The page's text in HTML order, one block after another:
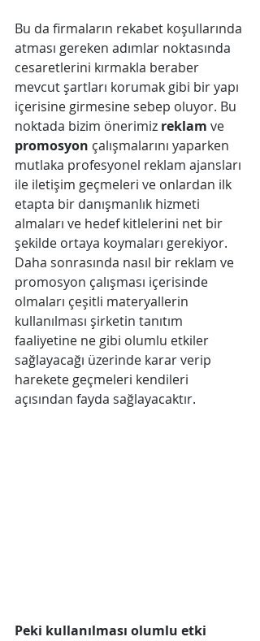
Bu da firmaların rekabet koşullarında
atması gereken adımlar noktasında
cesaretlerini kırmakla beraber
mevcut şartları korumak gibi bir yapı
içerisine girmesine sebep oluyor. Bu
noktada bizim önerimiz reklam ve
promosyon çalışmalarını yaparken
mutlaka profesyonel reklam ajansları
ile iletişim geçmeleri ve onlardan ilk
etapta bir danışmanlık hizmeti
almaları ve hedef kitlelerini net bir
şekilde ortaya koymaları gerekiyor.
Daha sonrasında nasıl bir reklam ve
promosyon çalışması içerisinde
olmaları çeşitli materyallerin
kullanılması şirketin tanıtım
faaliyetine ne gibi olumlu etkiler
sağlayacağı üzerinde karar verip
harekete geçmeleri kendileri
açısından fayda sağlayacaktır.
Peki kullanılması olumlu etki